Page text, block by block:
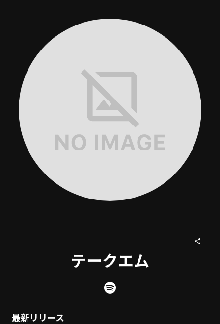
テークエム
最新リリース